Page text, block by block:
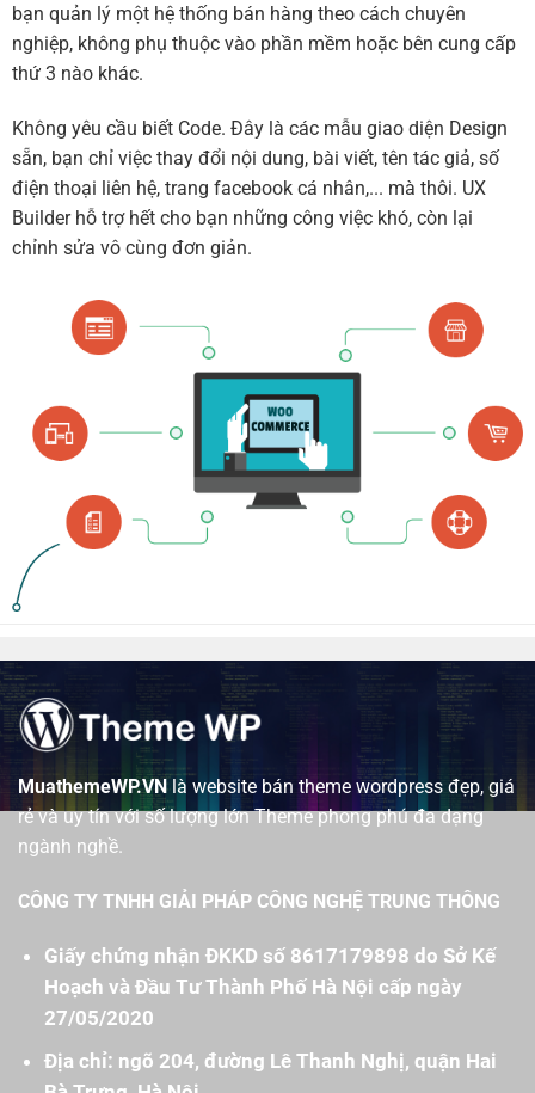
bạn quản lý một hệ thống bán hàng theo cách chuyên
nghiệp, không phụ thuộc vào phần mềm hoặc bên cung cấp
thứ 3 nào khác.
Không yêu cầu biết Code. Đây là các mẫu giao diện Design
sẵn, bạn chỉ việc thay đổi nội dung, bài viết, tên tác giả, số
điện thoại liên hệ, trang facebook cá nhân,... mà thôi. UX
Builder hỗ trợ hết cho bạn những công việc khó, còn lại
chỉnh sửa vô cùng đơn giản.
MuathemeWP.VNlà website bán theme wordpress đẹp, giá
rẻ và uy tín với số lượng lớn Theme phong phú đa dạng
ngành nghề.
CÔNG TY TNHH GIẢI PHÁP CÔNG NGHỆ TRUNG THÔNG
Giấy chứng nhận ĐKKD số 8617179898 do Sở Kế
Hoạch và Đầu Tư Thành Phố Hà Nội cấp ngày
27/05/2020
Địa chỉ: ngõ 204, đường Lê Thanh Nghị, quận Hai